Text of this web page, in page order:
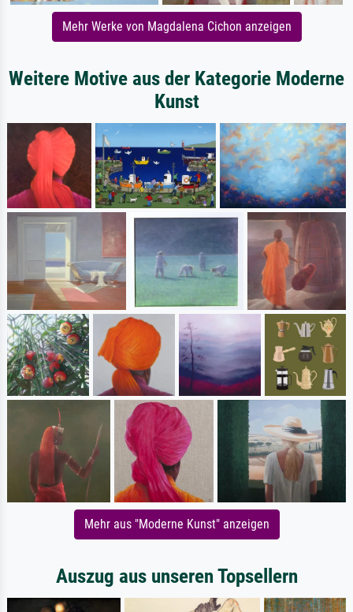
Mehr Werke von Magdalena Cichon anzeigen
Weitere Motive aus der Kategorie Moderne
Kunst
Mehr aus "Moderne Kunst" anzeigen
Auszug aus unseren Topsellern